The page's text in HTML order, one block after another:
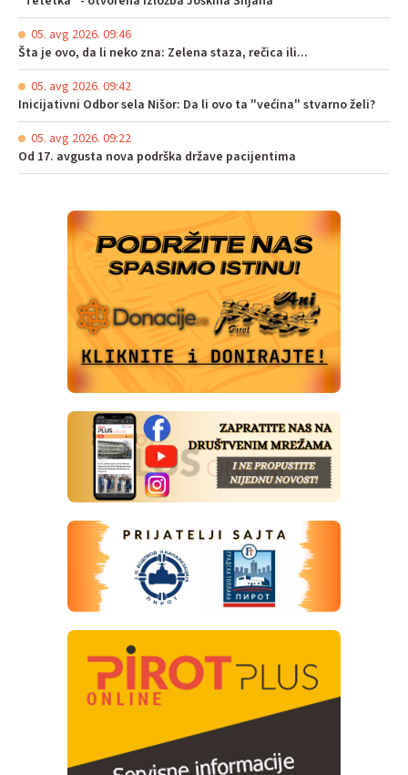
05. avg 2026. 09:46
Šta je ovo, da li neko zna: Zelena staza, rečica ili...
05. avg 2026. 09:42
Inicijativni Odbor sela Nišor: Da li ovo ta "većina" stvarno želi?
05. avg 2026. 09:22
Od 17. avgusta nova podrška države pacijentima